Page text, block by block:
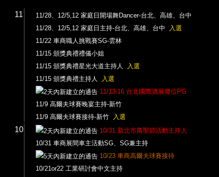
11
11/28、12/5,12 家庭日開場舞Dancer-台北、高雄、台中
11/28、12/5,12 家庭日主持-台北、高雄、台中
入選
11/22 車商職人挑戰賽SG-雲林
11/15 頒獎典禮禮儀小姐
11/15 頒獎典禮星光大道主持人
入選
11/15 頒獎典禮主持人
入選
11/13-16 台北國際酒展攤位PG
11/9 高爾夫球賽晚宴主持-新竹
11/9 高爾夫球賽接待-新竹
入選
10
10/31 新北市萬聖節活動主持人
10/31 車商展間車主活動SG、SG兼主持
10/23 車商高爾夫球賽接待
10/21or22 工業研討會中文主持